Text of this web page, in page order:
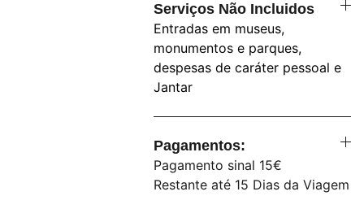
Serviços Não Incluidos
Entradas em museus,
monumentos e parques,
despesas de caráter pessoal e
Jantar
Pagamentos:
Pagamento sinal 15€
Restante até 15 Dias da Viagem